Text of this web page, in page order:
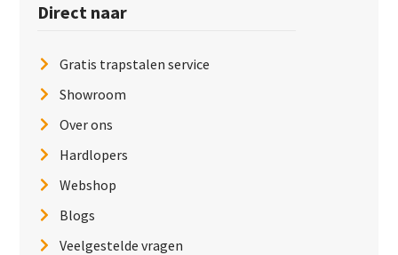
Direct naar
Gratis trapstalen service
Showroom
Over ons
Hardlopers
Webshop
Blogs
Veelgestelde vragen